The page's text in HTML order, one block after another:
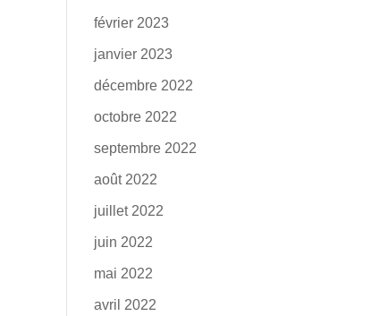
février 2023
janvier 2023
décembre 2022
octobre 2022
septembre 2022
août 2022
juillet 2022
juin 2022
mai 2022
avril 2022